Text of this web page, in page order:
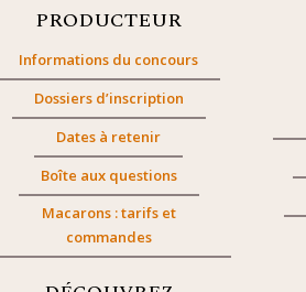
PRODUCTEUR
Informations du concours
Dossiers d’inscription
Dates à retenir
Boîte aux questions
Macarons : tarifs et
commandes